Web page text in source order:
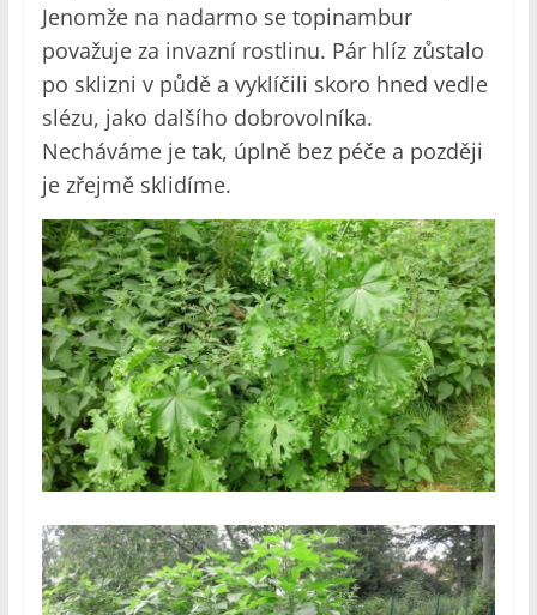
Jenomže na nadarmo se topinambur
považuje za invazní rostlinu. Pár hlíz zůstalo
po sklizni v půdě a vyklíčili skoro hned vedle
slézu, jako dalšího dobrovolníka.
Necháváme je tak, úplně bez péče a později
je zřejmě sklidíme.